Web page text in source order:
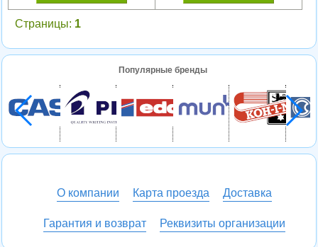
Страницы: 1
Популярные бренды
О компании Карта проезда Доставка
Гарантия и возврат Реквизиты организации